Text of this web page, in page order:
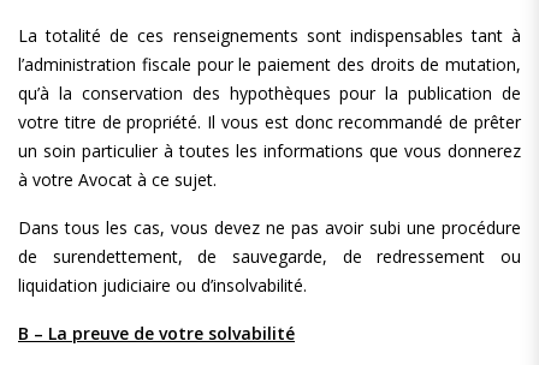
La totalité de ces renseignements sont indispensables tant à
l’administration fiscale pour le paiement des droits de mutation,
qu’à la conservation des hypothèques pour la publication de
votre titre de propriété. Il vous est donc recommandé de prêter
un soin particulier à toutes les informations que vous donnerez
à votre Avocat à ce sujet.
Dans tous les cas, vous devez ne pas avoir subi une procédure
de surendettement, de sauvegarde, de redressement ou
liquidation judiciaire ou d’insolvabilité.
B – La preuve de votre solvabilité